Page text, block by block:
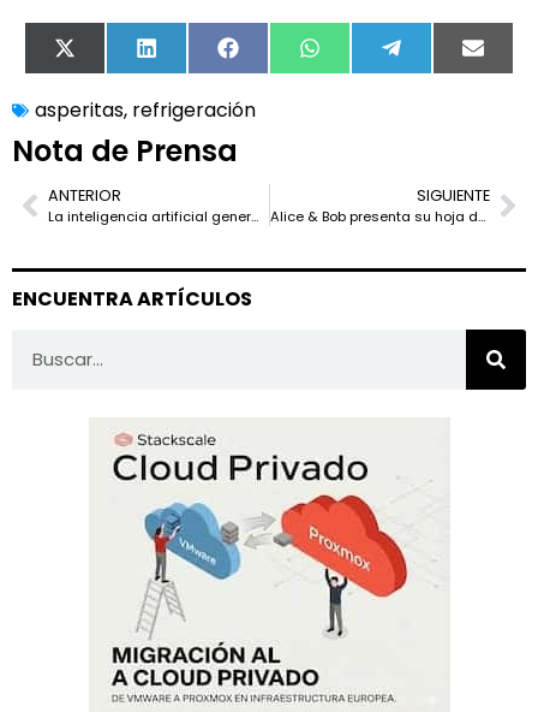
X
(Twitter)
LinkedIn FacebookWhatsApp TelegramEmail
asperitas, refrigeración
Nota de Prensa
ANTERIOR
La inteligencia artificial generativa impulsa la modernización de la infraestructura empresarial, según Nutanix
SIGUIENTE
Alice & Bob presenta su hoja de ruta para alcanzar 100 qubits lógicos en 2030
ENCUENTRA ARTÍCULOS